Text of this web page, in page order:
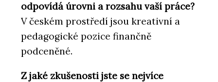
odpovídá úrovni a rozsahu vaší práce?
V českém prostředí jsou kreativní a
pedagogické pozice finančně
podceněné.
Z jaké zkušenosti jste se nejvíce